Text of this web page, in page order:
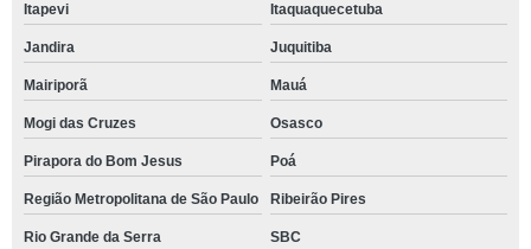
Itapevi Itaquaquecetuba
Jandira Juquitiba
Mairiporã Mauá
Mogi das Cruzes Osasco
Pirapora do Bom Jesus Poá
Região Metropolitana de São Paulo Ribeirão Pires
Rio Grande da Serra SBC